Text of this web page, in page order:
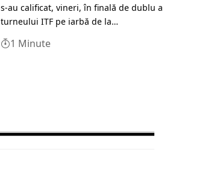
s-au calificat, vineri, în finală de dublu a
turneului ITF pe iarbă de la…
1 Minute